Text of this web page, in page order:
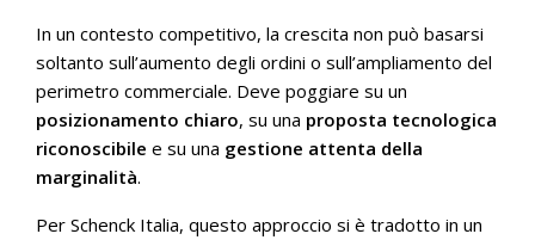
In un contesto competitivo, la crescita non può basarsi
soltanto sull’aumento degli ordini o sull’ampliamento del
perimetro commerciale. Deve poggiare su un
posizionamento chiaro, su una proposta tecnologica
riconoscibile e su una gestione attenta della
marginalità.
Per Schenck Italia, questo approccio si è tradotto in un